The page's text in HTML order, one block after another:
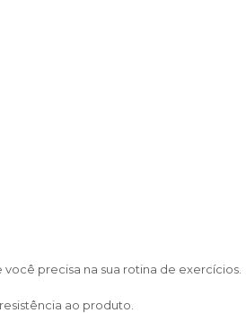
precisa na sua rotina de exercícios.
ao produto.